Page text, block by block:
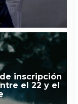
inscripción
el 22 y el